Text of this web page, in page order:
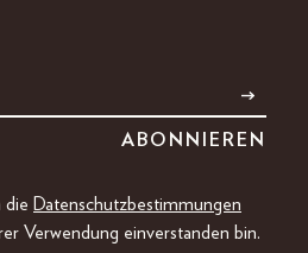
die Datenschutzbestimmungen
Verwendung einverstanden bin.